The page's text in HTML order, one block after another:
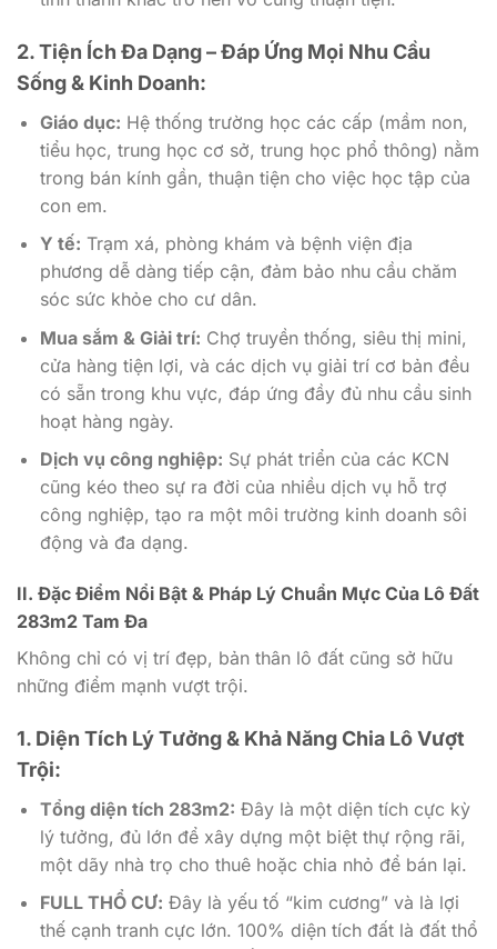
2. Tiện Ích Đa Dạng – Đáp Ứng Mọi Nhu Cầu
Sống & Kinh Doanh:
Giáo dục: Hệ thống trường học các cấp (mầm non,
tiểu học, trung học cơ sở, trung học phổ thông) nằm
trong bán kính gần, thuận tiện cho việc học tập của
con em.
Y tế: Trạm xá, phòng khám và bệnh viện địa
phương dễ dàng tiếp cận, đảm bảo nhu cầu chăm
sóc sức khỏe cho cư dân.
Mua sắm & Giải trí: Chợ truyền thống, siêu thị mini,
cửa hàng tiện lợi, và các dịch vụ giải trí cơ bản đều
có sẵn trong khu vực, đáp ứng đầy đủ nhu cầu sinh
hoạt hàng ngày.
Dịch vụ công nghiệp: Sự phát triển của các KCN
cũng kéo theo sự ra đời của nhiều dịch vụ hỗ trợ
công nghiệp, tạo ra một môi trường kinh doanh sôi
động và đa dạng.
II. Đặc Điểm Nổi Bật & Pháp Lý Chuẩn Mực Của Lô Đất
283m2 Tam Đa
Không chỉ có vị trí đẹp, bản thân lô đất cũng sở hữu
những điểm mạnh vượt trội.
1. Diện Tích Lý Tưởng & Khả Năng Chia Lô Vượt
Trội:
Tổng diện tích 283m2: Đây là một diện tích cực kỳ
lý tưởng, đủ lớn để xây dựng một biệt thự rộng rãi,
một dãy nhà trọ cho thuê hoặc chia nhỏ để bán lại.
FULL THỔ CƯ: Đây là yếu tố “kim cương” và là lợi
thế cạnh tranh cực lớn. 100% diện tích đất là đất thổ